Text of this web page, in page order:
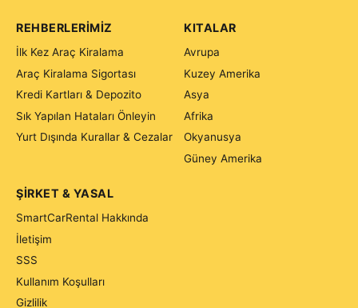
KITALAR
Avrupa
Kuzey Amerika
Asya
Afrika
Okyanusya
Güney Amerika
REHBERLERIMIZ
İlk Kez Araç Kiralama
Araç Kiralama Sigortası
Kredi Kartları & Depozito
Sık Yapılan Hataları Önleyin
Yurt Dışında Kurallar & Cezalar
ŞIRKET & YASAL
SmartCarRental Hakkında
İletişim
SSS
Kullanım Koşulları
Gizlilik